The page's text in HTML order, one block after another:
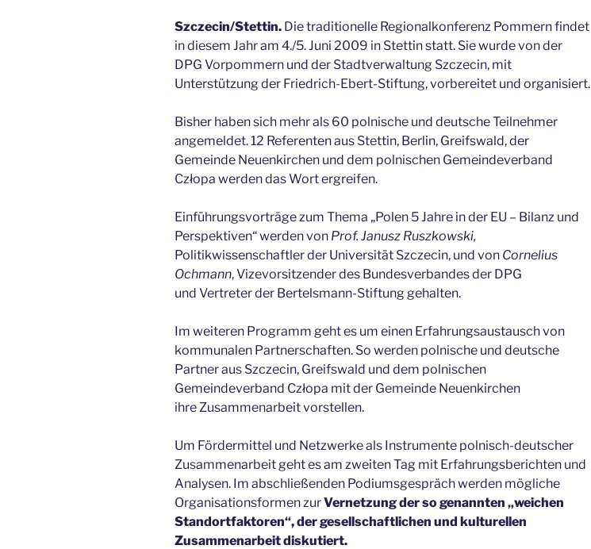
Szczecin/Stettin. Die traditionelle Regionalkonferenz Pommern findet
in diesem Jahr am 4./5. Juni 2009 in Stettin statt. Sie wurde von der
DPG Vorpommern und der Stadtverwaltung Szczecin, mit
Unterstützung der Friedrich-Ebert-Stiftung, vorbereitet und organisiert.
Bisher haben sich mehr als 60 polnische und deutsche Teilnehmer
angemeldet. 12 Referenten aus Stettin, Berlin, Greifswald, der
Gemeinde Neuenkirchen und dem polnischen Gemeindeverband
Człopa werden das Wort ergreifen.
Einführungsvorträge zum Thema „Polen 5 Jahre in der EU – Bilanz und
Perspektiven“ werden von Prof. Janusz Ruszkowski,
Politikwissenschaftler der Universität Szczecin, und von Cornelius
Ochmann, Vizevorsitzender des Bundesverbandes der DPG
und Vertreter der Bertelsmann-Stiftung gehalten.
Im weiteren Programm geht es um einen Erfahrungsaustausch von
kommunalen Partnerschaften. So werden polnische und deutsche
Partner aus Szczecin, Greifswald und dem polnischen
Gemeindeverband Człopa mit der Gemeinde Neuenkirchen
ihre Zusammenarbeit vorstellen.
Um Fördermittel und Netzwerke als Instrumente polnisch-deutscher
Zusammenarbeit geht es am zweiten Tag mit Erfahrungsberichten und
Analysen. Im abschließenden Podiumsgespräch werden mögliche
Organisationsformen zurVernetzung der so genannten „weichen
Standortfaktoren“, der gesellschaftlichen und kulturellen
Zusammenarbeit diskutiert.